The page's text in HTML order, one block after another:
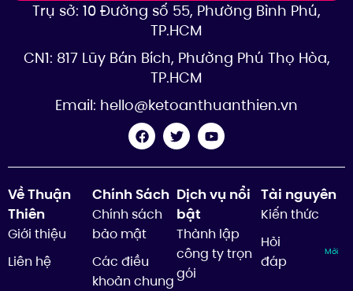
Trụ sở: 10 Đường số 55, Phường Bình Phú,
TP.HCM
CN1: 817 Lũy Bán Bích, Phường Phú Thọ Hòa,
TP.HCM
Email: hello@ketoanthuanthien.vn
Về Thuận
Thiên
Giới thiệu
Liên hệ
Chính Sách
Chính sách
bảo mật
Các điều
khoản chung
Dịch vụ nổi
bật
Thành lập
công ty trọn
gói
Tài nguyên
Kiến thức
Hỏi
đáp
Mới